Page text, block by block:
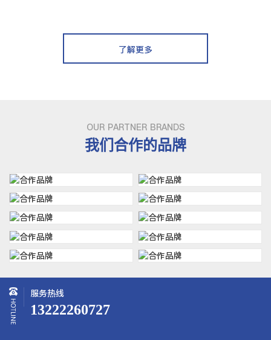
了解更多
OUR PARTNER BRANDS
我们合作的品牌
服务热线
13222260727